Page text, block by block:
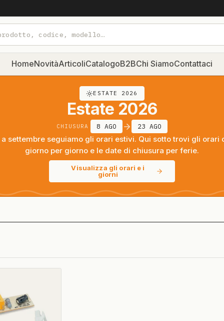
HomeNovitàArticoliCatalogoB2BChi SiamoContattaci
ESTATE 2026
Estate 2026
CHIUSURA 8 AGO 23 AGO
a settembre seguiamo gli orari estivi. Qui sotto trovi gli orari
giorno per giorno e le date di chiusura per ferie.
Visualizza gli orari e i
giorni